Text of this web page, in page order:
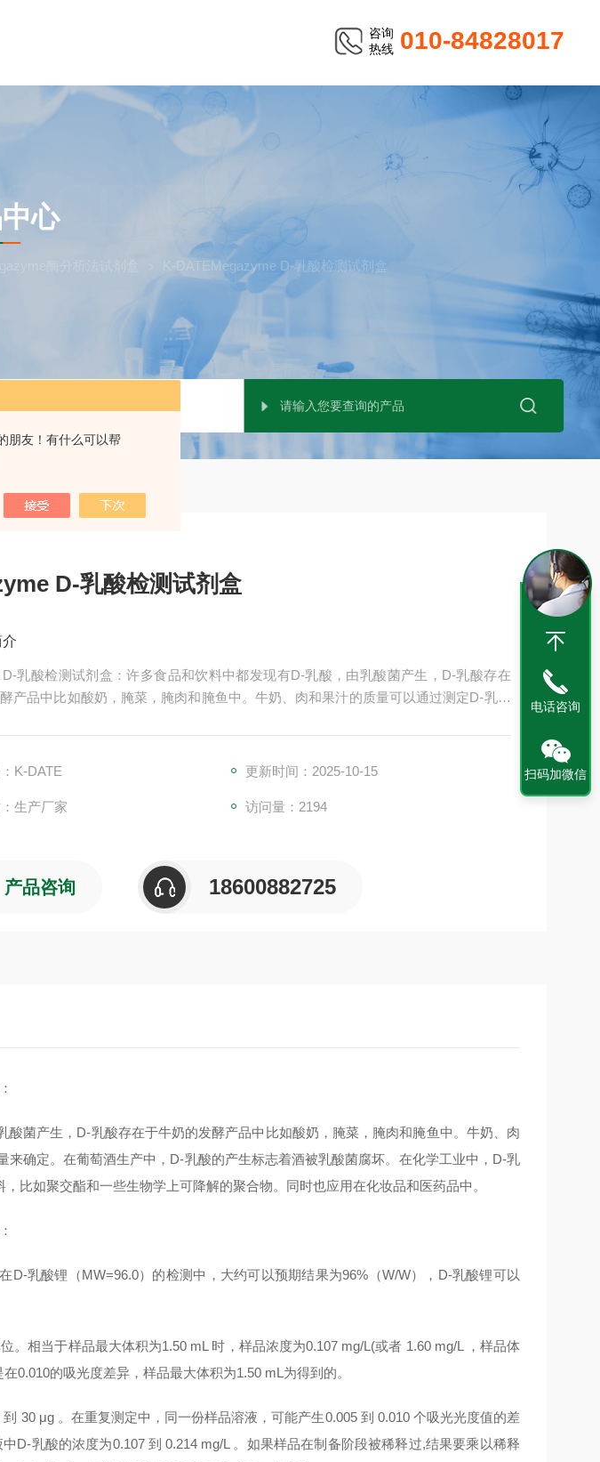
朋友！有什么可以帮
咨询
热线 010-84828017
CENTER
心
K-DATEMegazyme D-乳酸检测试剂盒
D-乳酸检测试剂盒
D-乳酸检测试剂盒：许多食品和饮料中都发现有D-乳酸，由乳酸菌产生，D-乳酸存在
产品中比如酸奶，腌菜，腌肉和腌鱼中。牛奶、肉和果汁的质量可以通过测定D-乳酸
品中。
K-DATE 更新时间：2025-10-15
生产厂家 访问量：2194
产品咨询 18600882725
酸菌产生，D-乳酸存在于牛奶的发酵产品中比如酸奶，腌菜，腌肉和腌鱼中。牛奶、肉
来确定。在葡萄酒生产中，D-乳酸的产生标志着酒被乳酸菌腐坏。在化学工业中，D-乳
比如聚交酯和一些生物学上可降解的聚合物。同时也应用在化妆品和医药品中。
D-乳酸锂（MW=96.0）的检测中，大约可以预期结果为96%（W/W），D-乳酸锂可以
。相当于样品最大体积为1.50 mL 时，样品浓度为0.107 mg/L(或者 1.60 mg/L ，样品体
0.010的吸光度差异，样品最大体积为1.50 mL为得到的。
30 μg 。在重复测定中，同一份样品溶液，可能产生0.005 到 0.010 个吸光光度值的差
D-乳酸的浓度为0.107 到 0.214 mg/L 。如果样品在制备阶段被稀释过,结果要乘以稀释
电话咨询
扫码加微信